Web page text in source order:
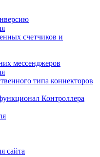
счетчиков и
мессенджеров
типа коннекторов
Контроллера
сайта